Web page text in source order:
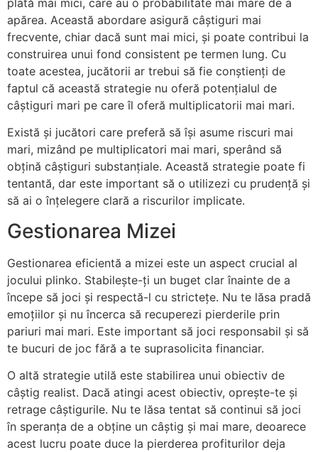
apărea. Această abordare asigură câștiguri mai
frecvente, chiar dacă sunt mai mici, și poate contribui la
construirea unui fond consistent pe termen lung. Cu
toate acestea, jucătorii ar trebui să fie conștienți de
faptul că această strategie nu oferă potențialul de
câștiguri mari pe care îl oferă multiplicatorii mai mari.
Există și jucători care preferă să își asume riscuri mai
mari, mizând pe multiplicatori mai mari, sperând să
obțină câștiguri substanțiale. Această strategie poate fi
tentantă, dar este important să o utilizezi cu prudență și
să ai o înțelegere clară a riscurilor implicate.
Gestionarea Mizei
Gestionarea eficientă a mizei este un aspect crucial al
jocului plinko. Stabilește-ți un buget clar înainte de a
începe să joci și respectă-l cu strictețe. Nu te lăsa pradă
emoțiilor și nu încerca să recuperezi pierderile prin
pariuri mai mari. Este important să joci responsabil și să
te bucuri de joc fără a te suprasolicita financiar.
O altă strategie utilă este stabilirea unui obiectiv de
câștig realist. Dacă atingi acest obiectiv, oprește-te și
retrage câștigurile. Nu te lăsa tentat să continui să joci
în speranța de a obține un câștig și mai mare, deoarece
acest lucru poate duce la pierderea profiturilor deja